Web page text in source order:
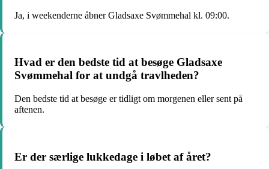
Ja, i weekenderne åbner Gladsaxe Svømmehal kl. 09:00.
Hvad er den bedste tid at besøge Gladsaxe
Svømmehal for at undgå travlheden?
Den bedste tid at besøge er tidligt om morgenen eller sent på
aftenen.
Er der særlige lukkedage i løbet af året?